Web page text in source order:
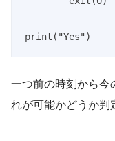
print("Yes")
一つ前の時刻から今
れが可能かどうか判